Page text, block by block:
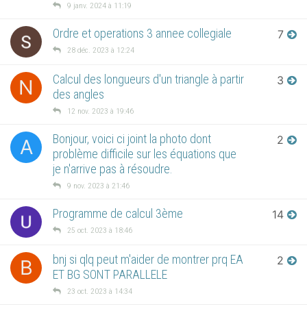
9 janv. 2024 à 11:19
Ordre et operations 3 annee collegiale
28 déc. 2023 à 12:24
7
N
Calcul des longueurs d'un triangle à partir
des angles
12 nov. 2023 à 19:46
3
A
Bonjour, voici ci joint la photo dont
problème difficile sur les équations que
je n'arrive pas à résoudre.
9 nov. 2023 à 21:46
2
Programme de calcul 3ème
25 oct. 2023 à 18:46
14
B
bnj si qlq peut m'aider de montrer prq EA
ET BG SONT PARALLELE
23 oct. 2023 à 14:34
2